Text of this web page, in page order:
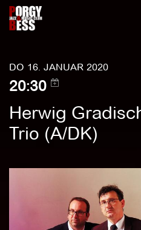
DO 16. JANUAR 2020
20:30
Herwig
Trio (A/DK)